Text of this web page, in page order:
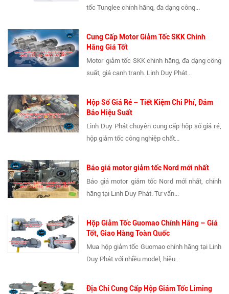
tốc Tunglee chính hãng, đa dạng công...
Cung Cấp Motor Giảm Tốc SKK Chính
Hãng Giá Tốt
Motor giảm tốc SKK chính hãng, đa dạng công
suất, giá cạnh tranh. Linh Duy Phát...
Hộp Số Giá Rẻ – Tiết Kiệm Chi Phí, Đảm
Bảo Hiệu Suất
Linh Duy Phát chuyên cung cấp hộp số giá rẻ,
hộp giảm tốc công nghiệp chất...
Báo giá motor giảm tốc Nord mới nhất
Báo giá motor giảm tốc Nord mới nhất, chính
hãng tại Linh Duy Phát. Tư vấn...
Hộp Giảm Tốc Guomao Chính Hãng – Giá
Tốt, Giao Hàng Toàn Quốc
Mua hộp giảm tốc Guomao chính hãng tại Linh
Duy Phát với nhiều model, hiệu...
Địa Chỉ Cung Cấp Hộp Giảm Tốc Liming